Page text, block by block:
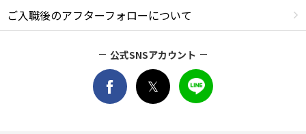
ご入職後のアフターフォローについて
公式SNSアカウント